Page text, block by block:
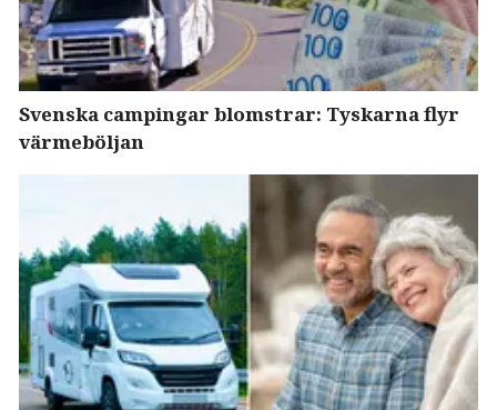
Svenska campingar blomstrar: Tyskarna flyr
värmeböljan